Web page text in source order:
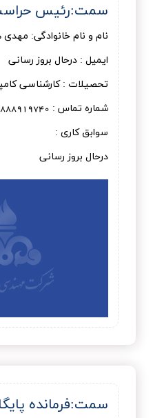
سمت:رئيس
نام و نام خانوادگی: مهدی
ایمیل : درحال بروز رسانی
تحصیلات : کارشناسی
شماره تماس : 888919740-021
سوابق کاری :
درحال بروز رسانی
سمت:فرمانده